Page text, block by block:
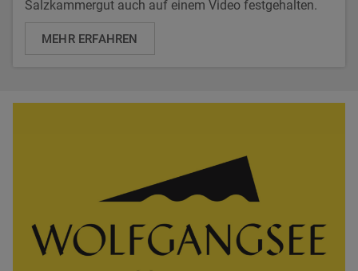
Salzkammergut auch auf einem Video festgehalten.
MEHR ERFAHREN